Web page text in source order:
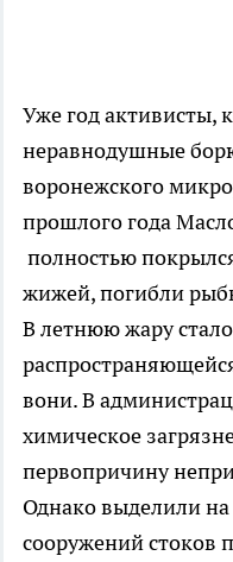
Уже год активисты,
неравнодушные
воронежского
прошлого года
полностью
жижей, погибли
В летнюю жару
вони. В
химическое
первопричину
Однако выделили на
сооружений стоков